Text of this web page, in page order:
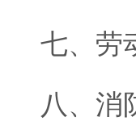
七、劳
八、消